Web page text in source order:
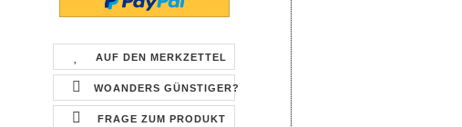
AUF DEN MERKZETTEL
WOANDERS GÜNSTIGER?
FRAGE ZUM PRODUKT